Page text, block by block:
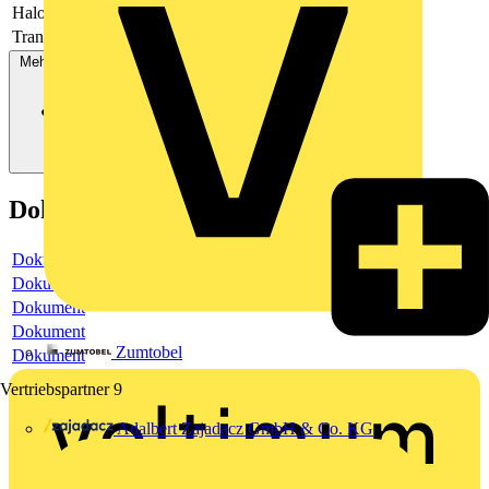
Zumtobel
Vertriebspartner 9
Adalbert Zajadacz GmbH & Co. KG
Halogenfrei
Transparent
Nein
Mehr anzeigen
Dokumente
Dokument
Dokument
Dokument
Dokument
Dokument